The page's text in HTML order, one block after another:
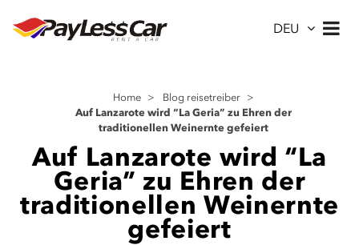
DEU
Home > Blog reisetreiber >
Auf Lanzarote wird “La Geria” zu Ehren der
traditionellen Weinernte gefeiert
Auf Lanzarote wird “La
Geria” zu Ehren der
traditionellen Weinernte
gefeiert